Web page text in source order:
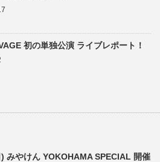
初の単独公演 ライブレポート！
みやけん YOKOHAMA SPECIAL 開催